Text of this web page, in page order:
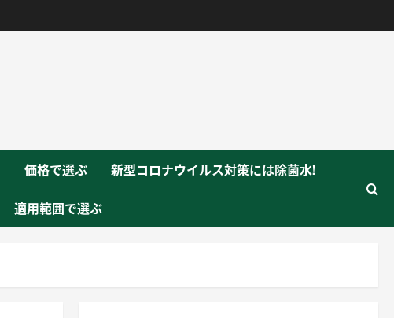
価格で選ぶ 新型コロナウイルス対策には除菌水!
適用範囲で選ぶ